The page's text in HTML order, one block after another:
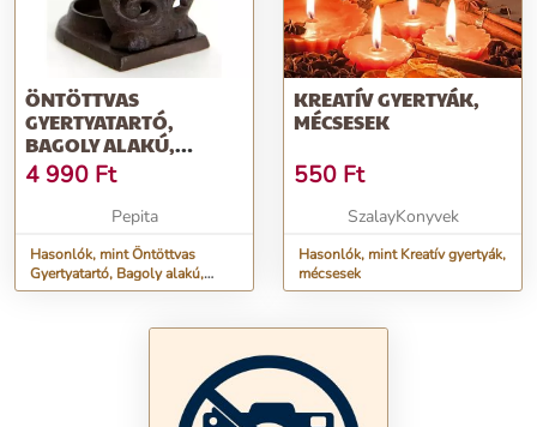
ÖNTÖTTVAS
GYERTYATARTÓ,
BAGOLY ALAKÚ,
GYERTYÁKNAK ÉS
MÉCSESEKNEK...
4 990 Ft
Pepita
Hasonlók, mint Öntöttvas
Gyertyatartó, Bagoly alakú,
Gyertyáknak és Mécseseknek...
KREATÍV GYERTYÁK,
MÉCSESEK
550 Ft
SzalayKonyvek
Hasonlók, mint Kreatív gyertyák,
mécsesek